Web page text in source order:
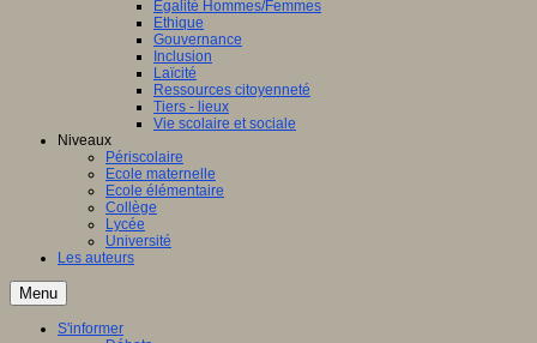
Egalité Hommes/Femmes
Ethique
Gouvernance
Inclusion
Laïcité
Ressources citoyenneté
Tiers - lieux
Vie scolaire et sociale
Niveaux
Périscolaire
Ecole maternelle
Ecole élémentaire
Collège
Lycée
Université
Les auteurs
Menu
S'informer